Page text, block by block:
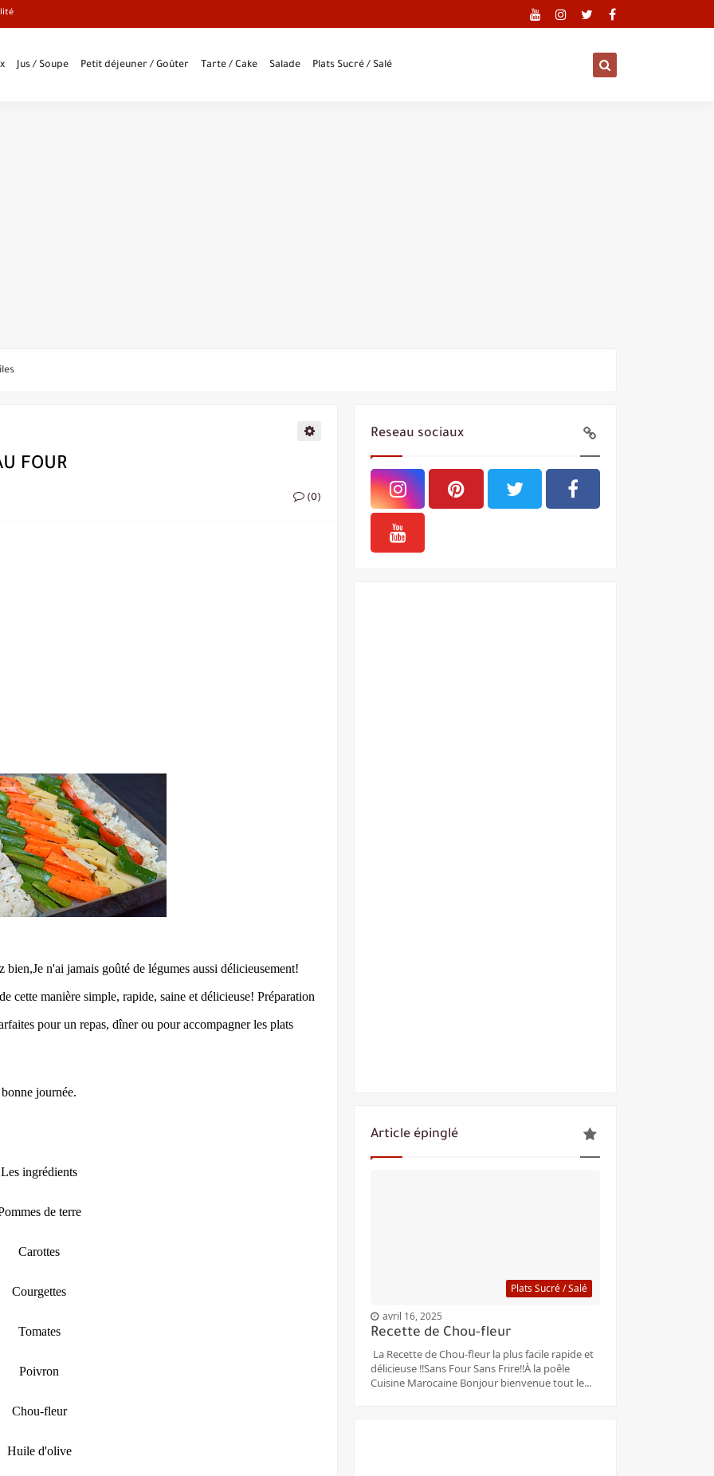
Jus / Soupe Petit déjeuner / Goûter Tarte / Cake Salade Plats Sucré / Salé
poêle
FOUR
(0)
n'ai jamais goûté de légumes aussi délicieusement!
cette manière simple, rapide, saine et délicieuse! Préparation
pour un repas, dîner ou pour accompagner les plats
bonne journée.
Les ingrédients
de terre
Carottes
Courgettes
Tomates
Poivron
Chou-fleur
Huile d'olive
Reseau sociaux
Article épinglé
Plats Sucré / Salé
avril 16, 2025
Recette de Chou-fleur
La Recette de Chou-fleur la plus facile rapide et
délicieuse ‼️Sans Four Sans Frire‼️À la poêle
Cuisine Marocaine Bonjour bienvenue tout le...